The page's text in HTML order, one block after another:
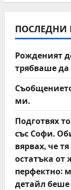
v
i
g
a
t
i
o
n
ПОСЛЕДНИ
Рожденият
трябваше да
ми.
Подготвях
със Софи.
вярвах, че
остатъка
перфектно:
детайл